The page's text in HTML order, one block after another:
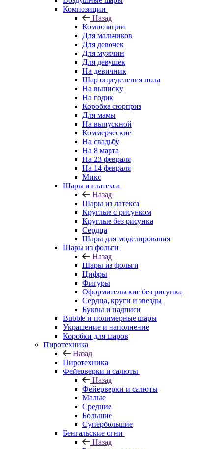
Композиции
Назад
Композиции
Для мальчиков
Для девочек
Для мужчин
Для девушек
На девичник
Шар определения пола
На выписку
На годик
Коробка сюрприз
Для мамы
На выпускной
Коммерческие
На свадьбу
На 8 марта
На 23 февраля
На 14 февраля
Микс
Шары из латекса
Назад
Шары из латекса
Круглые с рисунком
Круглые без рисунка
Сердца
Шары для моделирования
Шары из фольги
Назад
Шары из фольги
Цифры
Фигуры
Оформительские без рисунка
Сердца, круги и звезды
Буквы и надписи
Bubble и полимерные шары
Украшение и наполнение
Коробки для шаров
Пиротехника
Назад
Пиротехника
Фейерверки и салюты
Назад
Фейерверки и салюты
Малые
Средние
Большие
Супербольшие
Бенгальские огни
Назад